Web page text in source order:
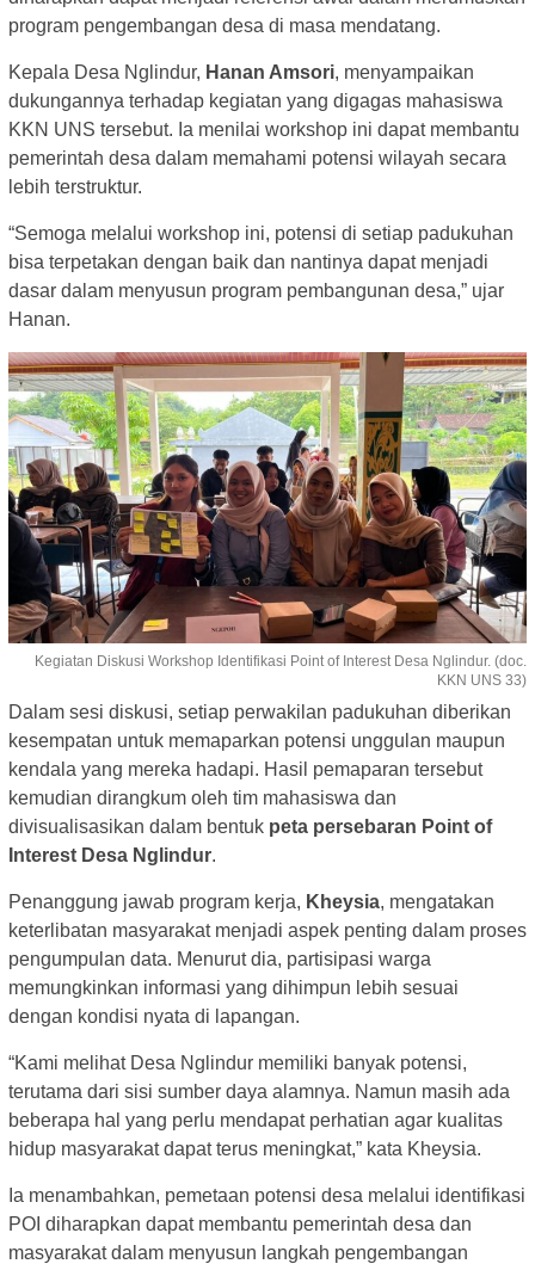
program pengembangan desa di masa mendatang.
Kepala Desa Nglindur, Hanan Amsori, menyampaikan
dukungannya terhadap kegiatan yang digagas mahasiswa
KKN UNS tersebut. Ia menilai workshop ini dapat membantu
pemerintah desa dalam memahami potensi wilayah secara
lebih terstruktur.
“Semoga melalui workshop ini, potensi di setiap padukuhan
bisa terpetakan dengan baik dan nantinya dapat menjadi
dasar dalam menyusun program pembangunan desa,” ujar
Hanan.
Kegiatan Diskusi Workshop Identifikasi Point of Interest Desa Nglindur. (doc.
KKN UNS 33)
Dalam sesi diskusi, setiap perwakilan padukuhan diberikan
kesempatan untuk memaparkan potensi unggulan maupun
kendala yang mereka hadapi. Hasil pemaparan tersebut
kemudian dirangkum oleh tim mahasiswa dan
divisualisasikan dalam bentuk peta persebaran Point of
Interest Desa Nglindur.
Penanggung jawab program kerja, Kheysia, mengatakan
keterlibatan masyarakat menjadi aspek penting dalam proses
pengumpulan data. Menurut dia, partisipasi warga
memungkinkan informasi yang dihimpun lebih sesuai
dengan kondisi nyata di lapangan.
“Kami melihat Desa Nglindur memiliki banyak potensi,
terutama dari sisi sumber daya alamnya. Namun masih ada
beberapa hal yang perlu mendapat perhatian agar kualitas
hidup masyarakat dapat terus meningkat,” kata Kheysia.
Ia menambahkan, pemetaan potensi desa melalui identifikasi
POI diharapkan dapat membantu pemerintah desa dan
masyarakat dalam menyusun langkah pengembangan